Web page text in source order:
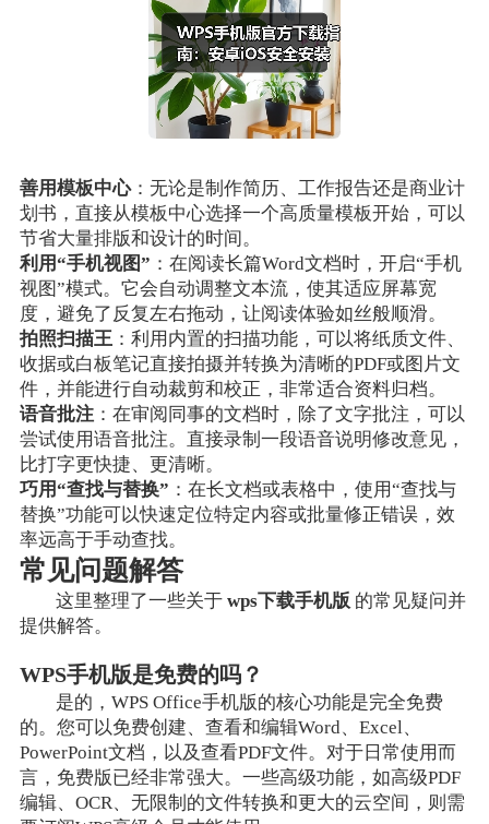
善用模板中心：无论是制作简历、工作报告还是商业计
划书，直接从模板中心选择一个高质量模板开始，可以
节省大量排版和设计的时间。
利用“手机视图” ：在阅读长篇Word文档时，开启“手机
视图”模式。它会自动调整文本流，使其适应屏幕宽
度，避免了反复左右拖动，让阅读体验如丝般顺滑。
拍照扫描王：利用内置的扫描功能，可以将纸质文件、
收据或白板笔记直接拍摄并转换为清晰的PDF或图片文
件，并能进行自动裁剪和校正，非常适合资料归档。
语音批注：在审阅同事的文档时，除了文字批注，可以
尝试使用语音批注。直接录制一段语音说明修改意见，
比打字更快捷、更清晰。
巧用“查找与替换” ：在长文档或表格中，使用“查找与
替换”功能可以快速定位特定内容或批量修正错误，效
率远高于手动查找。
常见问题解答
这里整理了一些关于wps下载手机版 的常见疑问并
提供解答。
WPS手机版是免费的吗？
是的，WPS Office手机版的核心功能是完全免费
的。您可以免费创建、查看和编辑Word、Excel、
PowerPoint文档，以及查看PDF文件。对于日常使用而
言，免费版已经非常强大。一些高级功能，如高级PDF
编辑、OCR、无限制的文件转换和更大的云空间，则需